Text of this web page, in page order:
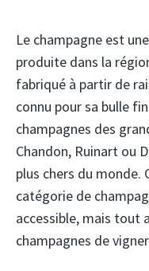
Le champagne est
produite dans la
fabriqué à partir de
connu pour sa bulle
champagnes des
Chandon, Ruinart ou
plus chers du monde.
catégorie de
accessible, mais tout
champagnes de